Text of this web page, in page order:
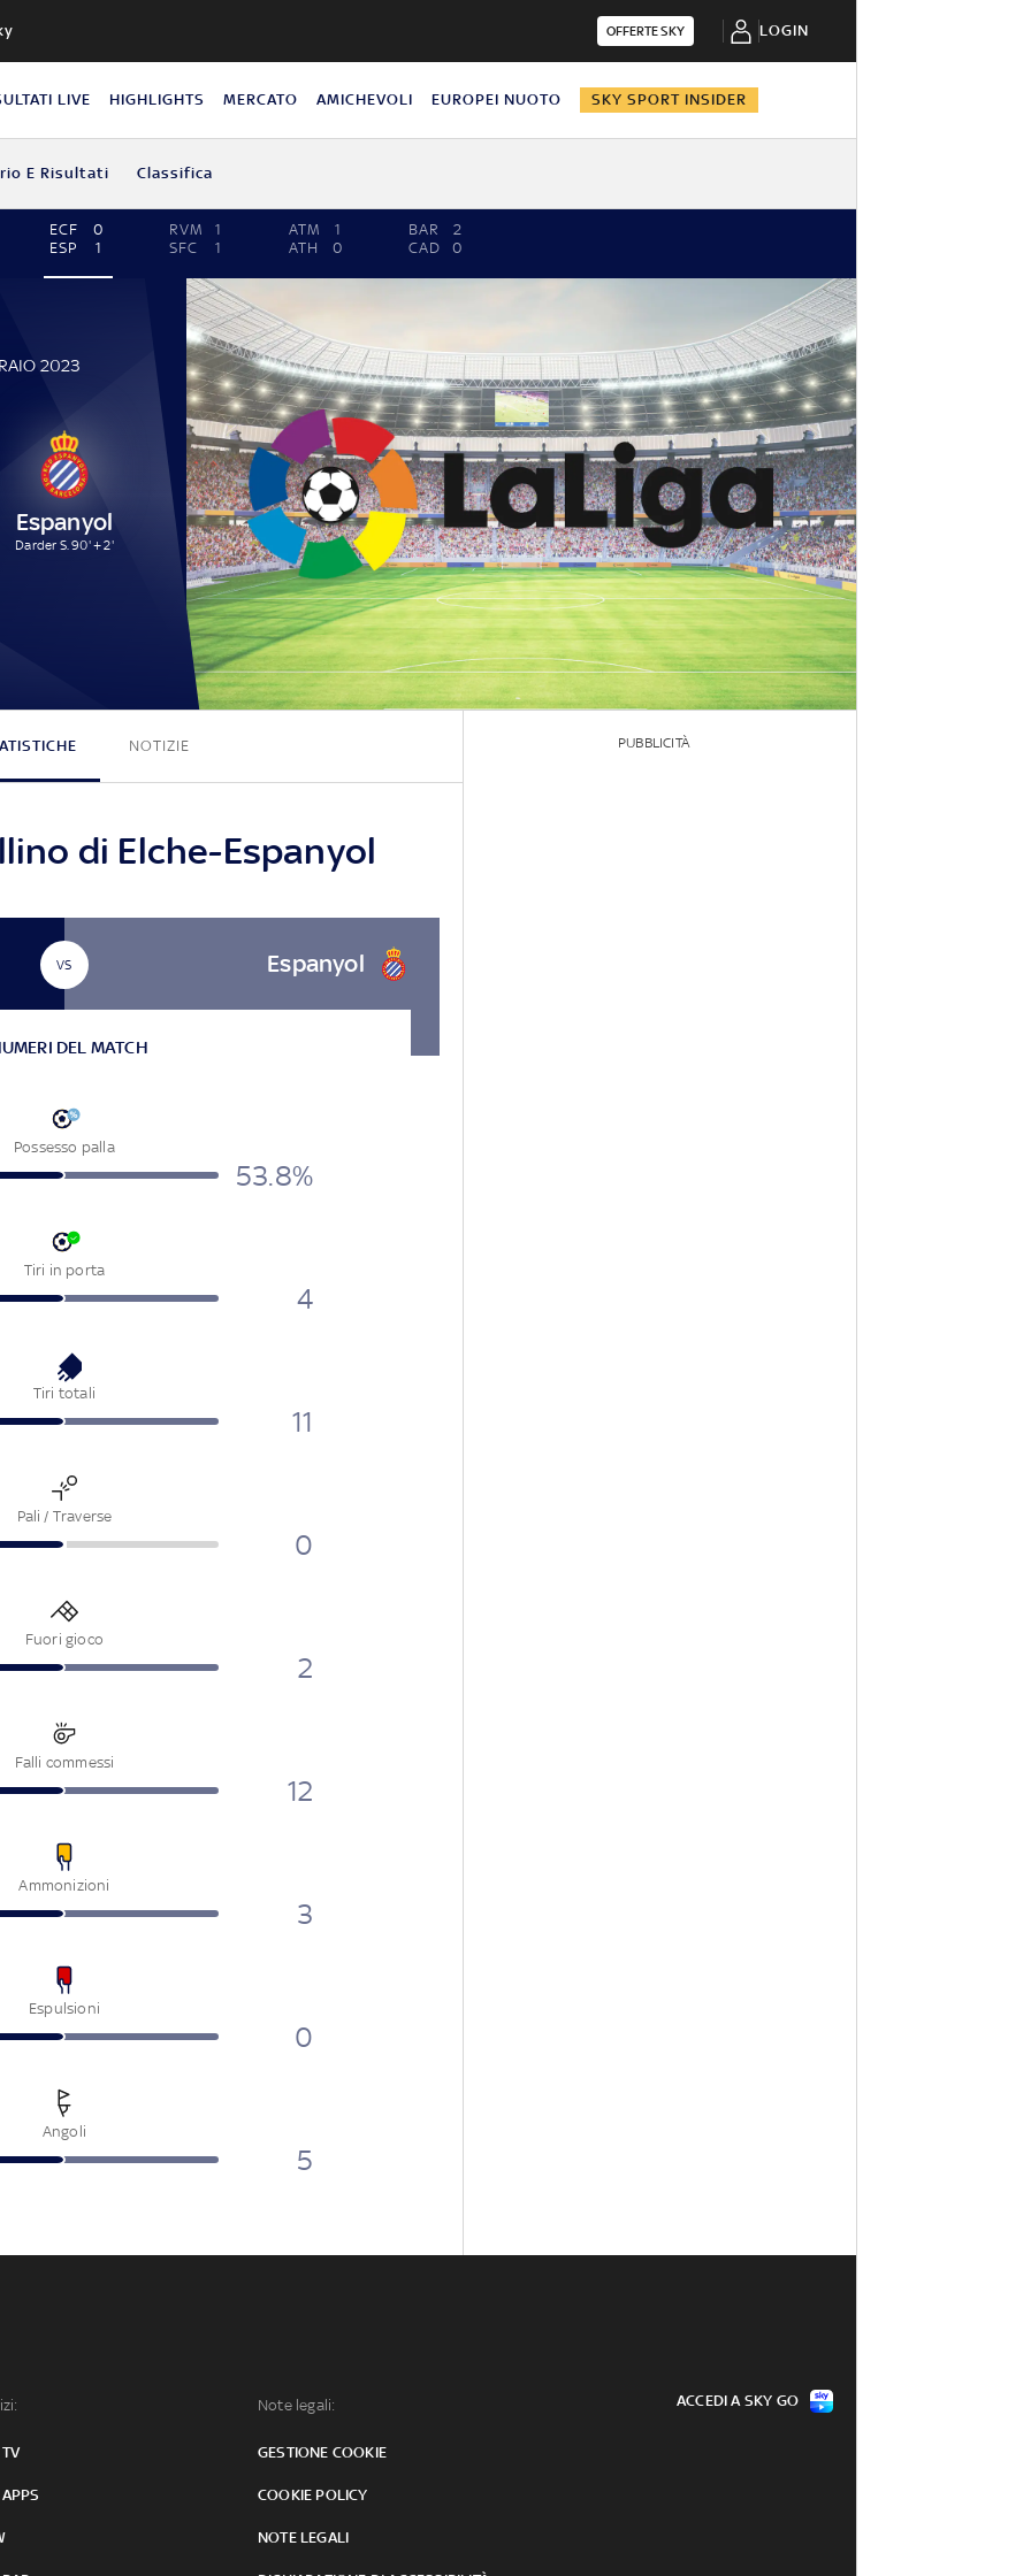
OFFERTE SKY LOGIN
LIVE HIGHLIGHTS MERCATO AMICHEVOLI EUROPEI NUOTO SKY SPORT INSIDER
E Risultati Classifica
ECF
0
ESP
1
RVM
1
SFC
1
ATM
1
ATH
0
BAR
2
CAD
0
2023
Espanyol
Darder S. 90' + 2'
0 - 1
NOTIZIE
di Elche-Espanyol
VS Espanyol
DEL MATCH
Possesso palla
53.8%
Tiri in porta
4
Tiri totali
11
Pali / Traverse
0
Fuori gioco
2
Falli commessi
12
Ammonizioni
3
Espulsioni
0
Angoli
5
PUBBLICITÀ
Note legali:
GESTIONE COOKIE
COOKIE POLICY
NOTE LEGALI
ACCEDI A SKY GO